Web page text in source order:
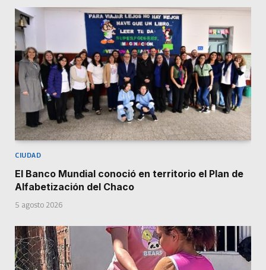
CIUDAD
El Banco Mundial conoció en territorio el Plan de
Alfabetización del Chaco
5 agosto 2026